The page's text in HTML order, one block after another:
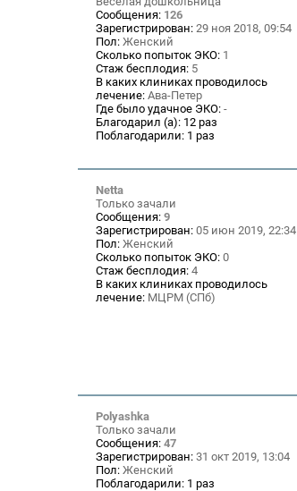
Сообщения: 126
Зарегистрирован: 29 ноя 2018, 09:54
Пол: Женский
Сколько попыток ЭКО: 1
Стаж бесплодия: 5
В каких клиниках проводилось
лечение: Ава-Петер
Где было удачное ЭКО: -
Благодарил (а): 12 раз
Поблагодарили: 1 раз
Netta
Только зачали
Сообщения: 9
Зарегистрирован: 05 июн 2019, 22:34
Пол: Женский
Сколько попыток ЭКО: 0
Стаж бесплодия: 4
В каких клиниках проводилось
лечение: МЦРМ (СПб)
Polyashka
Только зачали
Сообщения: 47
Зарегистрирован: 31 окт 2019, 13:04
Пол: Женский
Поблагодарили: 1 раз